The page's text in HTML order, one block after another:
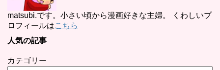
matsubi.です。小さい頃から漫画好きな主婦。 くわしいプ
ロフィールはこちら
人気の記事
カテゴリー